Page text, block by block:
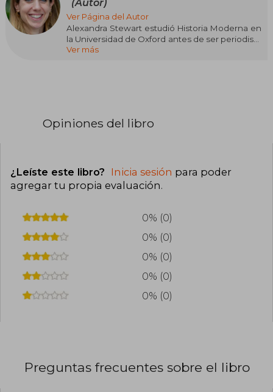
(Autor)
Ver Página del Autor
Alexandra Stewart estudió Historia Moderna en
la Universidad de Oxford antes de ser periodista
y trabajar como oficial de prensa en la Policía
Ver más
Opiniones del libro
¿Leíste este libro? Inicia sesión para poder
agregar tu propia evaluación.
0% (0)
0% (0)
0% (0)
0% (0)
0% (0)
Preguntas frecuentes sobre el libro